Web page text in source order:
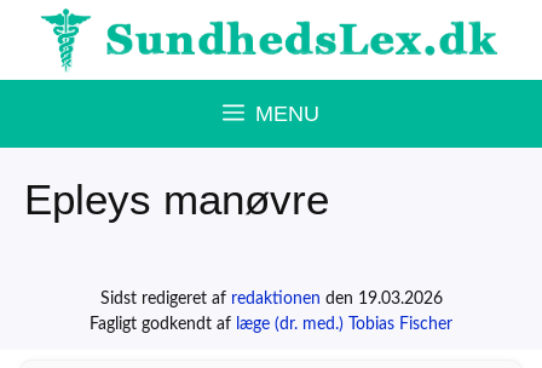
Hop
MENU
Epleys manøvre
Sidst redigeret af redaktionen den 19.03.2026
Fagligt godkendt af læge (dr. med.) Tobias Fischer